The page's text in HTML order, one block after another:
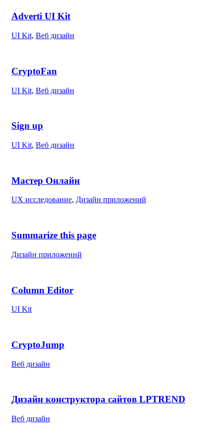
Adverti UI Kit
UI Kit, Веб дизайн
CryptoFan
UI Kit, Веб дизайн
Sign up
UI Kit, Веб дизайн
Мастер Онлайн
UX исследование, Дизайн приложений
Summarize this page
Дизайн приложений
Column Editor
UI Kit
CryptoJump
Веб дизайн
Дизайн конструктора сайтов LPTREND
Веб дизайн